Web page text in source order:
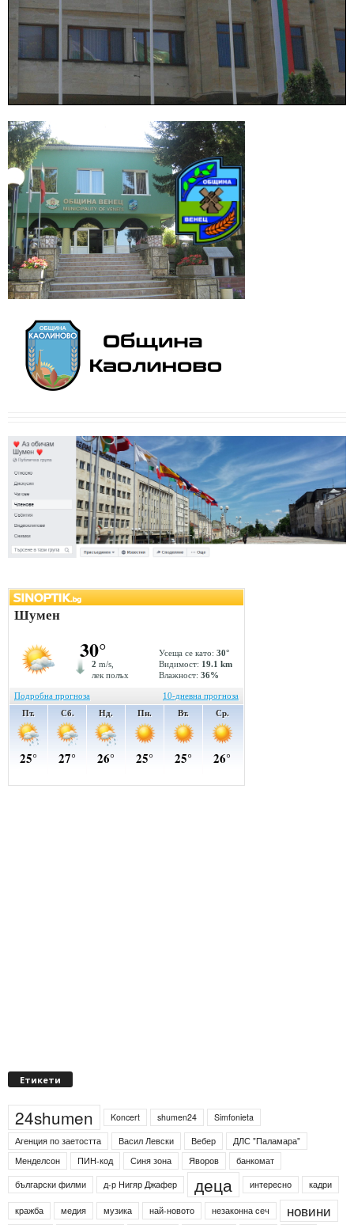
Етикети
24shumen Koncert shumen24
Simfonieta
Агенция по заетостта
Васил Левски Вебер
ДЛС "Паламара"
Менделсон
ПИН-код Синя зона Яворов
банкомат
български филми
д-р Нигяр Джафер деца интересно кадри
кражба медия музика най-новото незаконна сеч новини